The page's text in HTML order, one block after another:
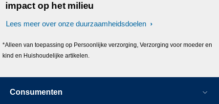
impact op het milieu
Lees meer over onze duurzaamheidsdoelen
*Alleen van toepassing op Persoonlijke verzorging, Verzorging voor moeder en
kind en Huishoudelijke artikelen.
Consumenten